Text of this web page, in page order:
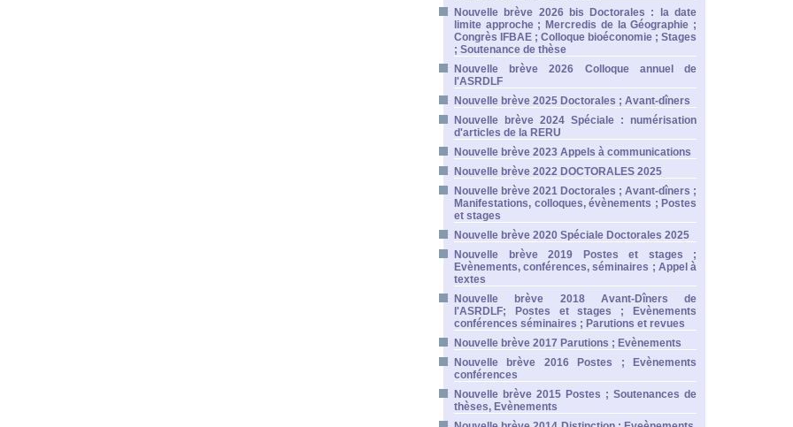
Nouvelle brève 2026 bis Doctorales : la date
limite approche ; Mercredis de la Géographie ;
Congrès IFBAE ; Colloque bioéconomie ; Stages
; Soutenance de thèse
Nouvelle brève 2026 Colloque annuel de
l'ASRDLF
Nouvelle brève 2025 Doctorales ; Avant-dîners
Nouvelle brève 2024 Spéciale : numérisation
d'articles de la RERU
Nouvelle brève 2023 Appels à communications
Nouvelle brève 2022 DOCTORALES 2025
Nouvelle brève 2021 Doctorales ; Avant-dîners ;
Manifestations, colloques, évènements ; Postes
et stages
Nouvelle brève 2020 Spéciale Doctorales 2025
Nouvelle brève 2019 Postes et stages ;
Evènements, conférences, séminaires ; Appel à
textes
Nouvelle brève 2018 Avant-Dîners de
l'ASRDLF; Postes et stages ; Evènements
conférences séminaires ; Parutions et revues
Nouvelle brève 2017 Parutions ; Evènements
Nouvelle brève 2016 Postes ; Evènements
conférences
Nouvelle brève 2015 Postes ; Soutenances de
thèses, Evènements